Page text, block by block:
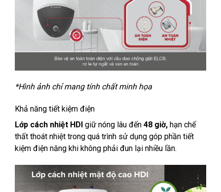
*Hình ảnh chỉ mang tính chất minh họa
Khả năng tiết kiệm điện
Lớp cách nhiệt HDI giữ nóng lâu đến 48 giờ, hạn chế
thất thoát nhiệt trong quá trình sử dụng góp phần tiết
kiệm điện năng khi không phải đun lại nhiều lần.